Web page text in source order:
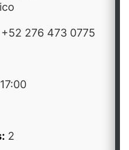
+52 276 473 0775
2